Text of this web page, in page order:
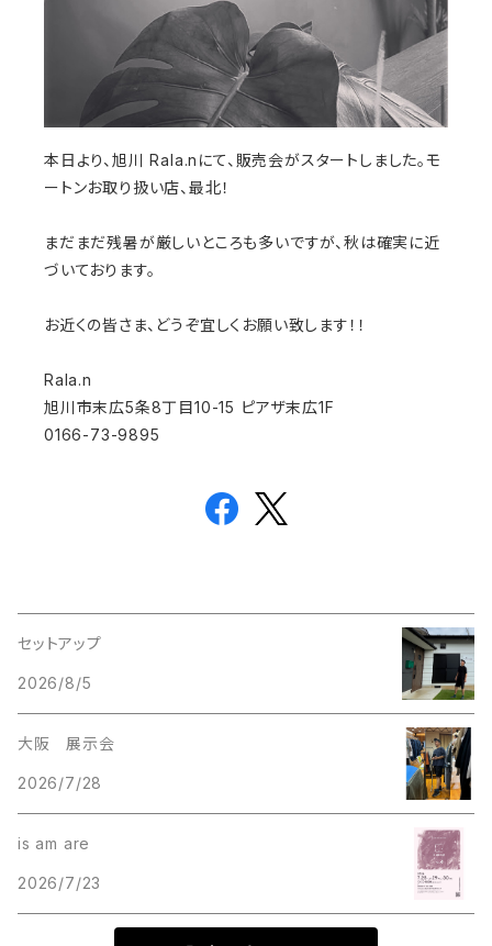
本日より、旭川 Rala.nにて、販売会がスタートしました。モ
ートンお取り扱い店、最北！
まだまだ残暑が厳しいところも多いですが、秋は確実に近
づいております。
お近くの皆さま、どうぞ宜しくお願い致します！！
Rala.n
旭川市末広5条8丁目10-15 ピアザ末広1F
0166-73-9895
セットアップ
2026/8/5
大阪 展示会
2026/7/28
is am are
2026/7/23